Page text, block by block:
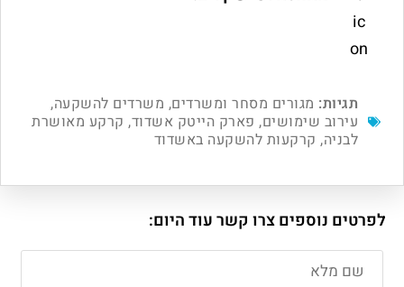
תגיות: מגורים מסחר ומשרדים, משרדים להשקעה,
עירוב שימושים, פארק הייטק אשדוד, קרקע מאושרת
לבניה, קרקעות להשקעה באשדוד
לפרטים נוספים צרו קשר עוד היום: